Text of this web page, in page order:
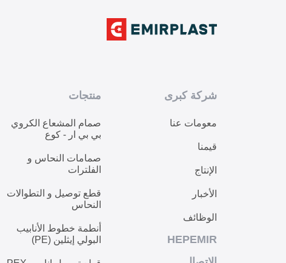
شركة كبرى
معومات عنا
قيمنا
الإنتاج
الأخبار
الوظائف
HEPEMIR
منتجات
صمام المشعاع الكروي
بي بي ار - كوع
صمامات النحاس و
الفلترات
قطع توصيل و التطوالات
النحاس
أنطمة خطوط الأنابيب
البولي إيثلين (PE)